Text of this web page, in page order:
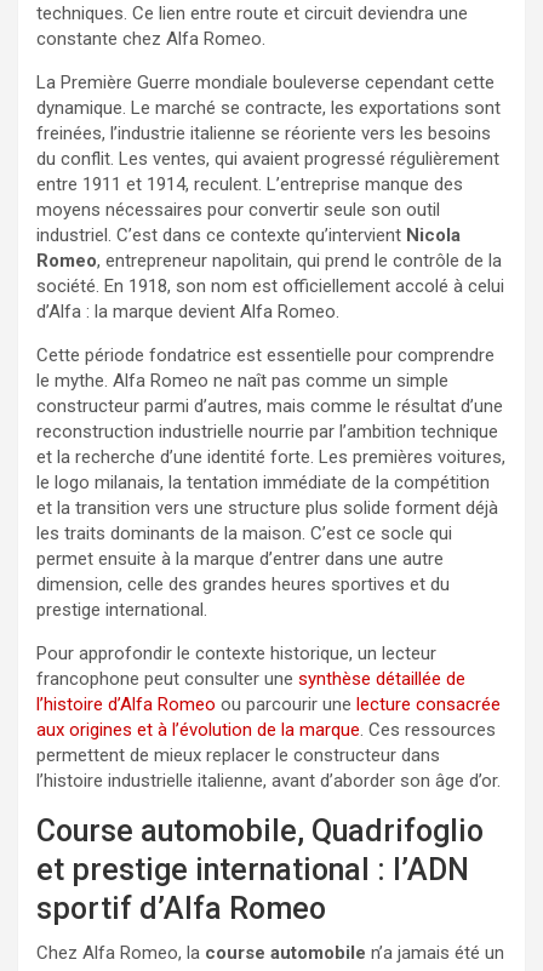
techniques. Ce lien entre route et circuit deviendra une
constante chez Alfa Romeo.
La Première Guerre mondiale bouleverse cependant cette
dynamique. Le marché se contracte, les exportations sont
freinées, l’industrie italienne se réoriente vers les besoins
du conflit. Les ventes, qui avaient progressé régulièrement
entre 1911 et 1914, reculent. L’entreprise manque des
moyens nécessaires pour convertir seule son outil
industriel. C’est dans ce contexte qu’intervient Nicola
Romeo, entrepreneur napolitain, qui prend le contrôle de la
société. En 1918, son nom est officiellement accolé à celui
d’Alfa : la marque devient Alfa Romeo.
Cette période fondatrice est essentielle pour comprendre
le mythe. Alfa Romeo ne naît pas comme un simple
constructeur parmi d’autres, mais comme le résultat d’une
reconstruction industrielle nourrie par l’ambition technique
et la recherche d’une identité forte. Les premières voitures,
le logo milanais, la tentation immédiate de la compétition
et la transition vers une structure plus solide forment déjà
les traits dominants de la maison. C’est ce socle qui
permet ensuite à la marque d’entrer dans une autre
dimension, celle des grandes heures sportives et du
prestige international.
Pour approfondir le contexte historique, un lecteur
francophone peut consulter une synthèse détaillée de
l’histoire d’Alfa Romeo ou parcourir une lecture consacrée
aux origines et à l’évolution de la marque. Ces ressources
permettent de mieux replacer le constructeur dans
l’histoire industrielle italienne, avant d’aborder son âge d’or.
Course automobile, Quadrifoglio
et prestige international : l’ADN
sportif d’Alfa Romeo
Chez Alfa Romeo, la course automobile n’a jamais été un